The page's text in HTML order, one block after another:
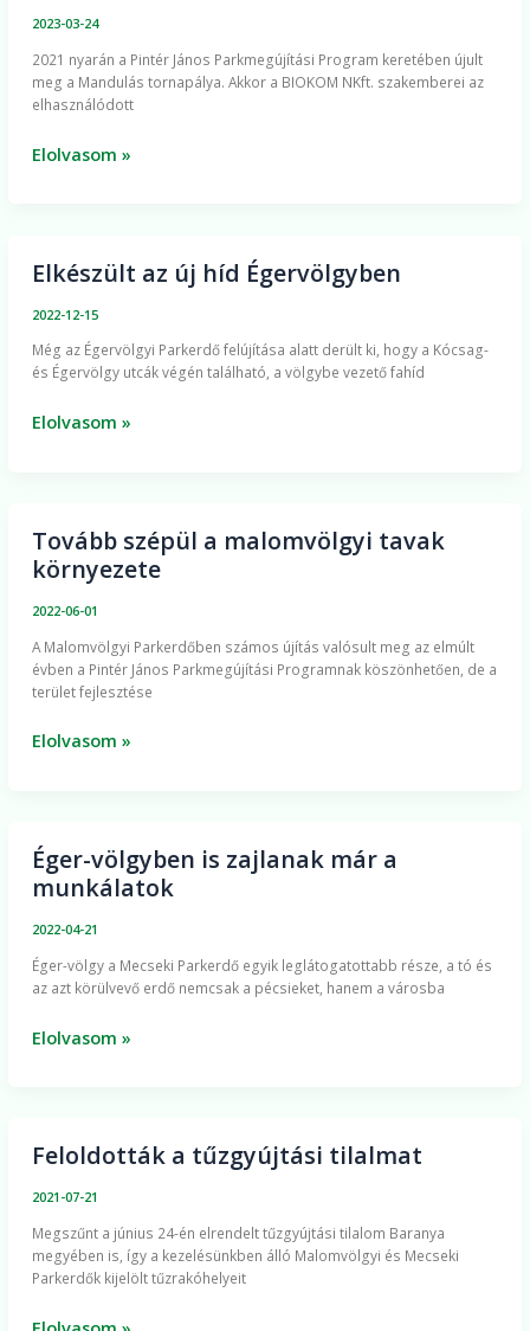
2023-03-24
2021 nyarán a Pintér János Parkmegújítási Program keretében újult
meg a Mandulás tornapálya. Akkor a BIOKOM NKft. szakemberei az
elhasználódott
tornapályán
és
padok
Elolvasom »
Elkészült az új híd Égervölgyben
2022-12-15
Még az Égervölgyi Parkerdő felújítása alatt derült ki, hogy a Kócsag-
és Égervölgy utcák végén található, a völgybe vezető fahíd
Elkészült
híd
Égervölgyben
Elolvasom »
Tovább szépül a malomvölgyi tavak
környezete
2022-06-01
A Malomvölgyi Parkerdőben számos újítás valósult meg az elmúlt
évben a Pintér János Parkmegújítási Programnak köszönhetően, de a
terület fejlesztése
Tovább
szépül
tavak
környezete
Elolvasom »
Éger-völgyben is zajlanak már a
munkálatok
2022-04-21
Éger-völgy a Mecseki Parkerdő egyik leglátogatottabb része, a tó és
az azt körülvevő erdő nemcsak a pécsieket, hanem a városba
Éger-
völgyben
már
a
munkálatok
Elolvasom »
Feloldották a tűzgyújtási tilalmat
2021-07-21
Megszűnt a június 24-én elrendelt tűzgyújtási tilalom Baranya
megyében is, így a kezelésünkben álló Malomvölgyi és Mecseki
Parkerdők kijelölt tűzrakóhelyeit
Feloldották
tilalmat